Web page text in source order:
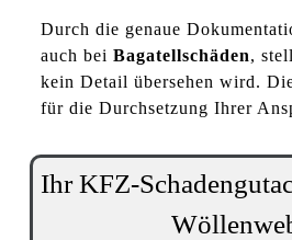
Durch die genaue
auch bei Bagatellschäden,
kein Detail übersehen wird.
für die Durchsetzung Ihrer
Ihr KFZ-